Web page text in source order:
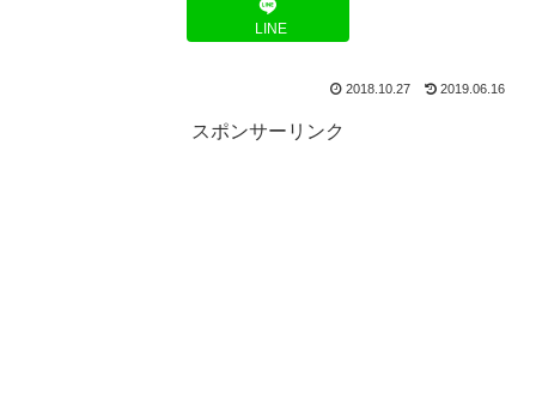
LINE
2018.10.27 2019.06.16
スポンサーリンク